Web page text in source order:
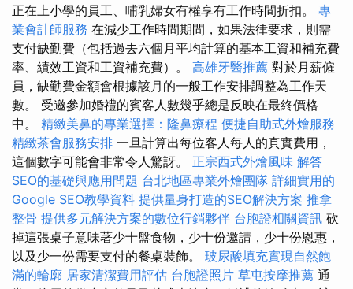
正在上小學的員工、哺乳婦女有權享有工作時間折扣。 專
業會計師服務 在減少工作時間期間，如果法律要求，則需
支付缺勤費（包括過去六個月平均計算的基本工資和補充費
率、績效工資和工資補充費）。 高雄牙醫推薦 對於月薪僱
員，缺勤費金額會根據該月的一般工作安排調整為工作天
數。 受邀參加婚禮的賓客人數幾乎總是反映在最終價格
中。 精緻美鼻的專業選擇：隆鼻療程 便捷自助式外燴服務
精緻茶會服務安排 一旦計算出每位客人每人的真實費用，
這個數字可能會非常令人驚訝。 正宗西式外燴風味 解答
SEO的基礎與應用問題 台北地區專業外燴團隊 詳細實用的
Google SEO教學資料 提供量身打造的SEO解決方案 推拿
整骨 提供多元解決方案的數位行銷夥伴 台胞證相關資訊 砍
掉這張桌子意味著少十盤食物，少十份邀請，少十份恩惠，
以及少一份需要支付的餐桌裝飾。 玻尿酸填充實現自然飽
滿的輪廓 居家清潔費用評估 台胞證照片 草屯按摩推薦 通